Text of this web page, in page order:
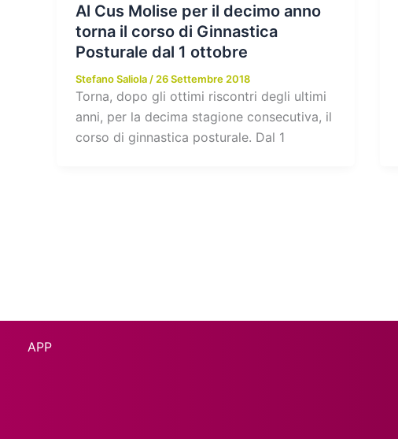
Al Cus Molise per il decimo anno
torna il corso di Ginnastica
Posturale dal 1 ottobre
Stefano Saliola / 26 Settembre 2018
Torna, dopo gli ottimi riscontri degli ultimi
anni, per la decima stagione consecutiva, il
corso di ginnastica posturale. Dal 1
APP